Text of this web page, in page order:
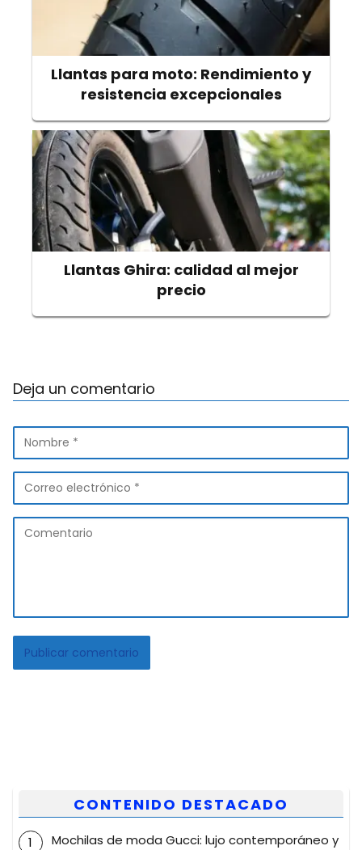
Llantas para moto: Rendimiento y
resistencia excepcionales
Llantas Ghira: calidad al mejor
precio
Deja un comentario
CONTENIDO DESTACADO
Mochilas de moda Gucci: lujo contemporáneo y